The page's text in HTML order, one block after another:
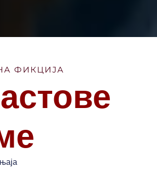
ФИКЦИЈА